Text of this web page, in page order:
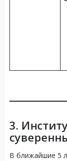
3.
В ближайшие 5